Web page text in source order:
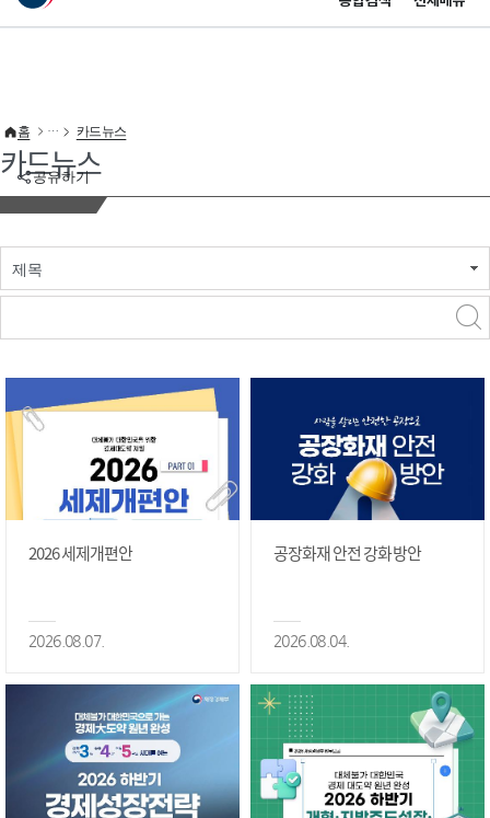
이 누리집은 대한민국 공식 전자정부 누리집입니다.
공유하기
홈 카드뉴스
카드뉴스
제목
2026 세제개편안
2026.08.07.
공장화재 안전 강화 방안
2026.08.04.